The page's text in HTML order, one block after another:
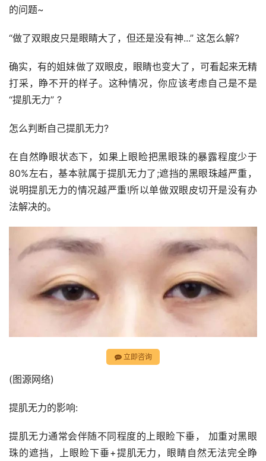
的问题~
“做了双眼皮只是眼睛大了，但还是没有神...” 这怎么解?
确实，有的姐妹做了双眼皮，眼睛也变大了，可看起来无精
打采，睁不开的样子。这种情况，你应该考虑自己是不是
“提肌无力” ?
怎么判断自己提肌无力?
在自然睁眼状态下，如果上眼睑把黑眼珠的暴露程度少于
80%左右，基本就属于提肌无力了;遮挡的黑眼珠越严重，
说明提肌无力的情况越严重!所以单做双眼皮切开是没有办
法解决的。
立即咨询
(图源网络)
提肌无力的影响:
提肌无力通常会伴随不同程度的上眼睑下垂， 加重对黑眼
珠的遮挡，上眼睑下垂+提肌无力，眼睛自然无法完全睁